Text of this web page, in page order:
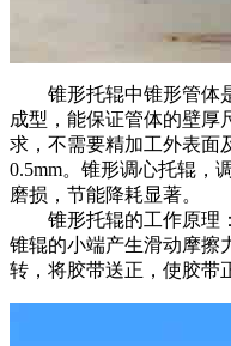
锥形托辊中锥形管体是
成型，能保证管体的壁厚
求，不需要精加工外表面
0.5mm。锥形调心托辊，
磨损，节能降耗显著。
锥形托辊的工作原理：
锥辊的小端产生滑动摩擦
转，将胶带送正，使胶带